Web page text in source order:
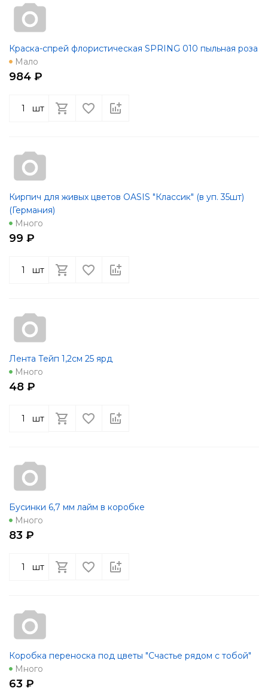
Краска-спрей флористическая SPRING 010 пыльная роза
Мало
984 ₽
шт
Кирпич для живых цветов OASIS "Классик" (в уп. 35шт)
(Германия)
Много
99 ₽
шт
Лента Тейп 1,2см 25 ярд
Много
48 ₽
шт
Бусинки 6,7 мм лайм в коробке
Много
83 ₽
шт
Коробка переноска под цветы "Счастье рядом с тобой"
Много
63 ₽